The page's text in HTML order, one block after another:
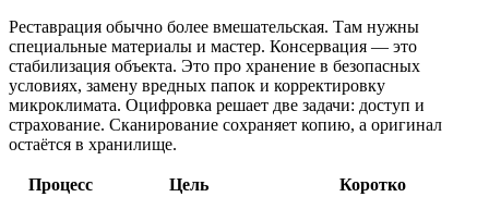
Реставрация обычно более вмешательская. Там нужны
специальные материалы и мастер. Консервация — это
стабилизация объекта. Это про хранение в безопасных
условиях, замену вредных папок и корректировку
микроклимата. Оцифровка решает две задачи: доступ и
страхование. Сканирование сохраняет копию, а оригинал
остаётся в хранилище.
Процесс Цель Коротко